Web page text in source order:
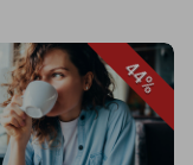
44%